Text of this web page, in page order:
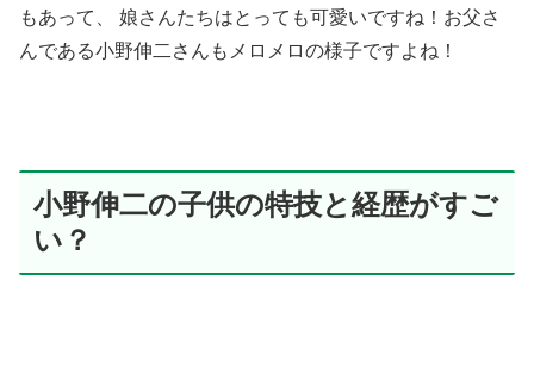
もあって、 娘さんたちはとっても可愛いですね！お父さ
んである小野伸二さんもメロメロの様子ですよね！
小野伸二の子供の特技と経歴がすご
い？